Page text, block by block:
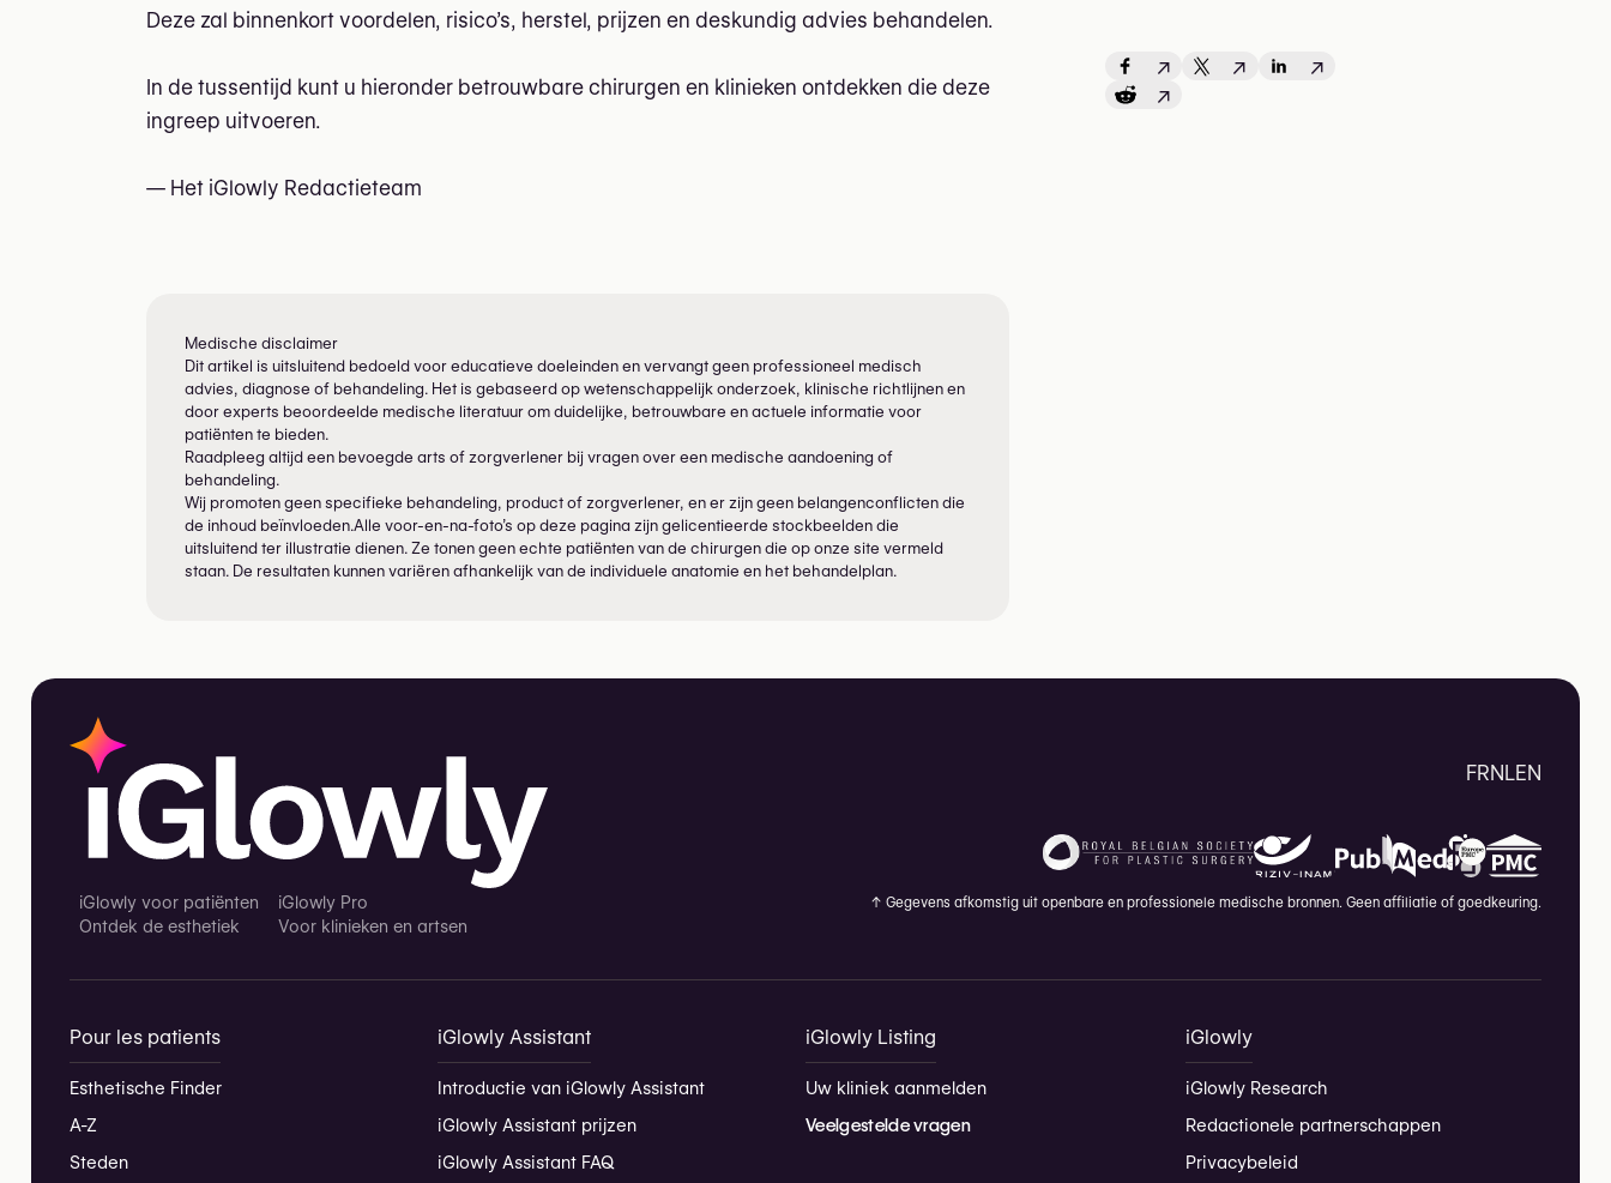
Deze zal binnenkort voordelen, risico’s, herstel, prijzen en deskundig advies behandelen.
In de tussentijd kunt u hieronder betrouwbare chirurgen en klinieken ontdekken die deze
ingreep uitvoeren.
— Het iGlowly Redactieteam
Medische disclaimer
Dit artikel is uitsluitend bedoeld voor educatieve doeleinden en vervangt geen professioneel medisch
advies, diagnose of behandeling. Het is gebaseerd op wetenschappelijk onderzoek, klinische richtlijnen en
door experts beoordeelde medische literatuur om duidelijke, betrouwbare en actuele informatie voor
patiënten te bieden.
Raadpleeg altijd een bevoegde arts of zorgverlener bij vragen over een medische aandoening of
behandeling.
Wij promoten geen specifieke behandeling, product of zorgverlener, en er zijn geen belangenconflicten die
de inhoud beïnvloeden.Alle voor-en-na-foto’s op deze pagina zijn gelicentieerde stockbeelden die
uitsluitend ter illustratie dienen. Ze tonen geen echte patiënten van de chirurgen die op onze site vermeld
staan. De resultaten kunnen variëren afhankelijk van de individuele anatomie en het behandelplan.
↗ ↗
↗
↗
iGlowly voor patiënten
Ontdek de esthetiek
iGlowly Pro
Voor klinieken en artsen
FRNLEN
↑ Gegevens afkomstig uit openbare en professionele medische bronnen. Geen affiliatie of goedkeuring.
Pour les patients
Esthetische Finder
A-Z
Steden
iGlowly Assistant
Introductie van iGlowly Assistant
iGlowly Assistant prijzen
iGlowly Assistant FAQ
iGlowly Listing
Uw kliniek aanmelden
Veelgestelde vragen
iGlowly
iGlowly Research
Redactionele partnerschappen
Privacybeleid